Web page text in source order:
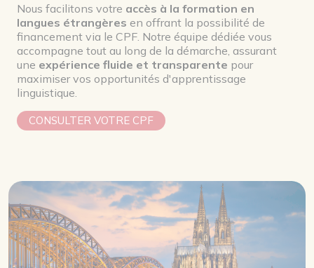
Nous facilitons votre accès à la formation en
langues étrangères en offrant la possibilité de
financement via le CPF. Notre équipe dédiée vous
accompagne tout au long de la démarche, assurant
une expérience fluide et transparente pour
maximiser vos opportunités d'apprentissage
linguistique.
CONSULTER VOTRE CPF